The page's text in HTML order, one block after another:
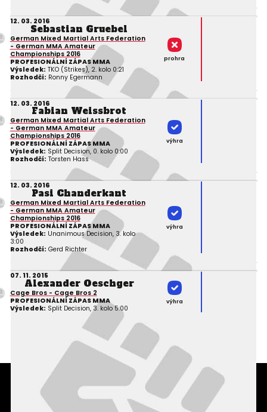
12. 03. 2016
Sebastian Gruebel
German Mixed Martial Arts Federation
- German MMA Amateur
Championships 2016
PROFESIONÁLNÍ ZÁPAS MMA
Výsledek: TKO (Strikes), 2. kolo 0:21
Rozhodčí: Ronny Egermann
prohra
12. 03. 2016
Fabian Weissbrot
German Mixed Martial Arts Federation
- German MMA Amateur
Championships 2016
PROFESIONÁLNÍ ZÁPAS MMA
Výsledek: Split Decision, 0. kolo 0:00
Rozhodčí: Torsten Hass
výhra
12. 03. 2016
Pasi Chanderkant
German Mixed Martial Arts Federation
- German MMA Amateur
Championships 2016
PROFESIONÁLNÍ ZÁPAS MMA
Výsledek: Unanimous Decision, 3. kolo
3:00
Rozhodčí: Gerd Richter
výhra
07. 11. 2015
Alexander Oeschger
Cage Bros - Cage Bros 2
PROFESIONÁLNÍ ZÁPAS MMA
Výsledek: Split Decision, 3. kolo 5:00
výhra
Podmínky užití webového rozhraní
Souhlas s používáním osobních údajů